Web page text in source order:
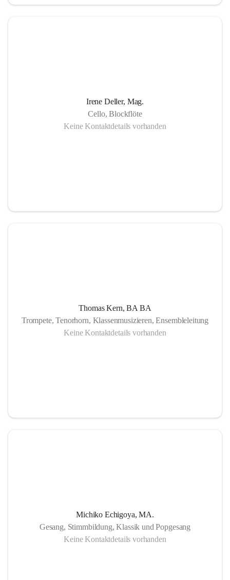
sich in der Fächervielfalt im künstlerischen Einzelunterricht
bis hin zu zahlreichen Ensembles. Damit ist gewährleistet,
dass jeder Musikschüler die Möglichkeit hat, sein erlerntes
Irene Deller, Mag.
Cello, Blockflöte
Keine Kontaktdetails vorhanden
Thomas Kern, BA BA
Trompete, Tenorhorn, Klassenmusizieren, Ensembleleitung
Keine Kontaktdetails vorhanden
Michiko Echigoya, MA.
Gesang, Stimmbildung, Klassik und Popgesang
Keine Kontaktdetails vorhanden